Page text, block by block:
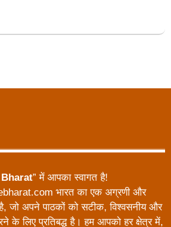
Bharat” में आपका स्वागत है!
भारत का एक अग्रणी और
है, जो अपने पाठकों को सटीक, विश्वसनीय और
के लिए प्रतिबद्ध है। हम आपको हर क्षेत्र में,